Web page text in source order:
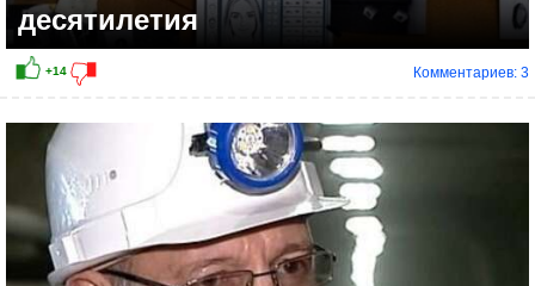
десятилетия
Комментариев: 3